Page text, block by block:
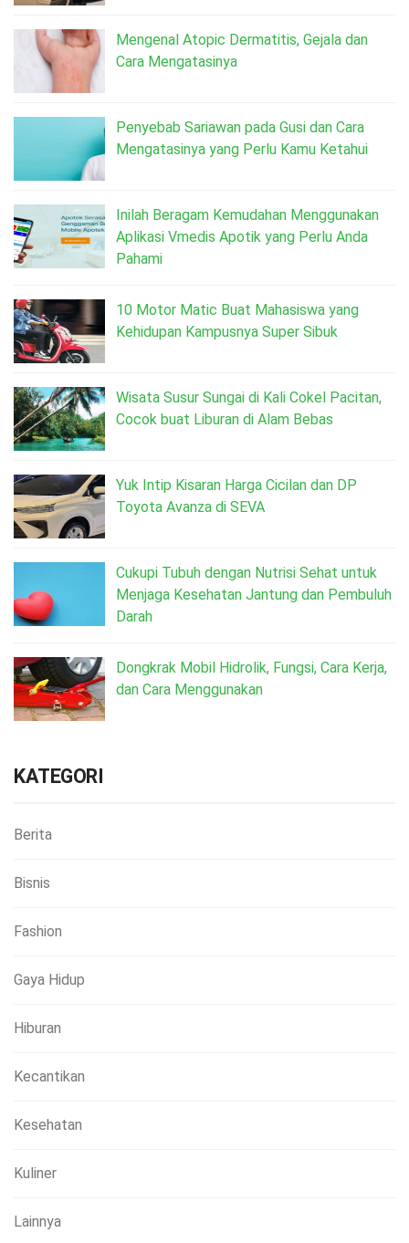
Mengenal Atopic Dermatitis, Gejala dan
Cara Mengatasinya
Penyebab Sariawan pada Gusi dan Cara
Mengatasinya yang Perlu Kamu Ketahui
Inilah Beragam Kemudahan Menggunakan
Aplikasi Vmedis Apotik yang Perlu Anda
Pahami
10 Motor Matic Buat Mahasiswa yang
Kehidupan Kampusnya Super Sibuk
Wisata Susur Sungai di Kali Cokel Pacitan,
Cocok buat Liburan di Alam Bebas
Yuk Intip Kisaran Harga Cicilan dan DP
Toyota Avanza di SEVA
Cukupi Tubuh dengan Nutrisi Sehat untuk
Menjaga Kesehatan Jantung dan Pembuluh
Darah
Dongkrak Mobil Hidrolik, Fungsi, Cara Kerja,
dan Cara Menggunakan
KATEGORI
Berita
Bisnis
Fashion
Gaya Hidup
Hiburan
Kecantikan
Kesehatan
Kuliner
Lainnya